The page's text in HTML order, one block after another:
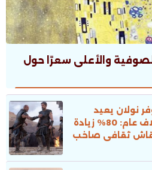
والأعلى سعرًا حول
نولان يعيد
الحياة لملحمة عمرها 3 آلاف عام: 80% زيادة
ثقافى صاخب